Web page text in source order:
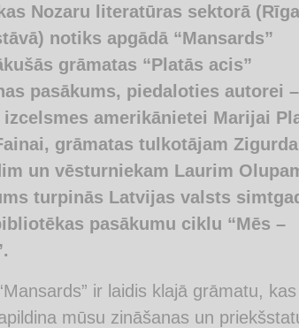
Nozaru literatūras sektorā
notiks apgādā “Mansards”
grāmatas “Platās acis”
pasākums, piedaloties autorei –
izcelsmes amerikānietei Marijai
grāmatas tulkotājam
un vēsturniekam Laurim
turpinās Latvijas valsts
pasākumu ciklu “Mēs –
ir laidis klajā grāmatu, kas
mūsu zināšanas un